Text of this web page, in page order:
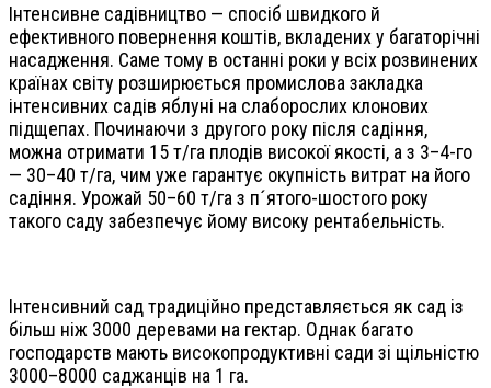
Інтенсивне садівництво — спосіб швидкого й
ефективного повернення коштів, вкладених у багаторічні
насадження. Саме тому в останні роки у всіх розвинених
країнах світу розширюється промислова закладка
інтенсивних садів яблуні на слаборослих клонових
підщепах. Починаючи з другого року після садіння,
можна отримати 15 т/га плодів високої якості, а з 3–4-го
— 30–40 т/га, чим уже гарантує окупність витрат на його
садіння. Урожай 50–60 т/га з п´ятого-шостого року
такого саду забезпечує йому високу рентабельність.
Інтенсивний сад традиційно представляється як сад із
більш ніж 3000 деревами на гектар. Однак багато
господарств мають високопродуктивні сади зі щільністю
3000–8000 саджанців на 1 га.